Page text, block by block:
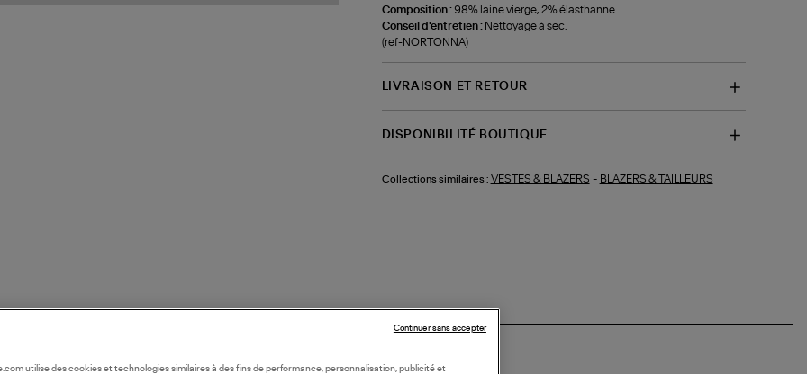
Composition : 98% laine vierge, 2% élasthanne.
Conseil d'entretien : Nettoyage à sec.
(ref-NORTONNA)
LIVRAISON ET RETOUR
DISPONIBILITÉ BOUTIQUE
Collections similaires : VESTES & BLAZERS - BLAZERS & TAILLEURS
utilise des cookies et technologies similaires à des fins de performance, personnalisation, publicité et
Continuer sans accepter